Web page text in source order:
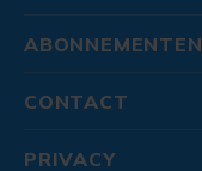
ABONNEMENTEN
CONTACT
PRIVACY